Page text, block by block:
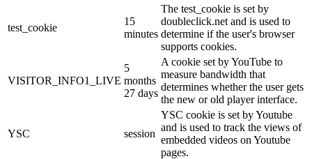
test_cookie
15
minutes
The test_cookie is set by
doubleclick.net and is used to
determine if the user's browser
supports cookies.
VISITOR_INFO1_LIVE
5
months
27 days
A cookie set by YouTube to
measure bandwidth that
determines whether the user gets
the new or old player interface.
YSC session
YSC cookie is set by Youtube
and is used to track the views of
embedded videos on Youtube
pages.